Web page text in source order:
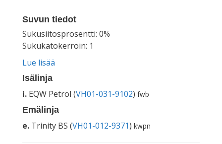
Suvun tiedot
Sukusiitosprosentti: 0%
Sukukatokerroin: 1
Lue lisää
Isälinja
i. EQW Petrol (VH01-031-9102) fwb
Emälinja
e. Trinity BS (VH01-012-9371) kwpn